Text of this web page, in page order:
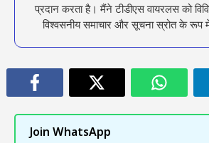
प्रदान करता है। मैंने टीडीएस वायरलस को
विश्वसनीय समाचार और सूचना स्रोत के रूप में
Join WhatsApp